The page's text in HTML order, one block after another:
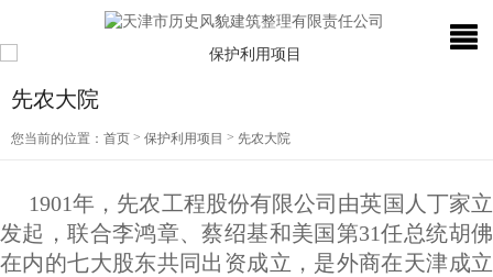
先农大院
您当前的位置： 首页 > 保护利用项目 > 先农大院
1901年，先农工程股份有限公司由英国人丁家立
发起，联合李鸿章、蔡绍基和美国第31任总统胡佛
在内的七大股东共同出资成立，是外商在天津成立